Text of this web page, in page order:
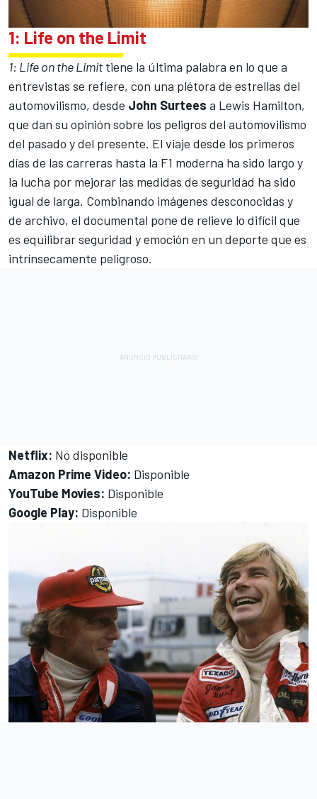
1: Life on the Limit
1: Life on the Limit tiene la última palabra en lo que a
entrevistas se refiere, con una plétora de estrellas del
automovilismo, desde John Surtees a Lewis Hamilton,
que dan su opinión sobre los peligros del automovilismo
del pasado y del presente. El viaje desde los primeros
días de las carreras hasta la F1 moderna ha sido largo y
la lucha por mejorar las medidas de seguridad ha sido
igual de larga. Combinando imágenes desconocidas y
de archivo, el documental pone de relieve lo difícil que
es equilibrar seguridad y emoción en un deporte que es
intrínsecamente peligroso.
Netflix: No disponible
Amazon Prime Video: Disponible
YouTube Movies: Disponible
Google Play: Disponible